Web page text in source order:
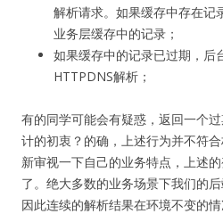
解析请求。如果缓存中存在记
业务层缓存中的记录；
如果缓存中的记录已过期，后
HTTPDNS解析；
有的同学可能会有疑惑，返回一个
计的初衷？的确，上述行为并不符
新审视一下自己的业务特点，上述
了。绝大多数的业务场景下我们的
因此连续的解析结果在环境不变的